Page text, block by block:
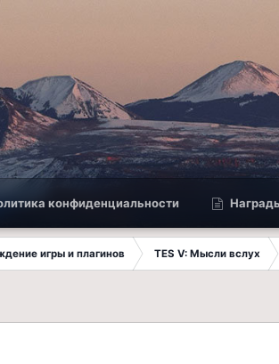
конфиденциальности
игры и плагинов TES V: Мысли вслух